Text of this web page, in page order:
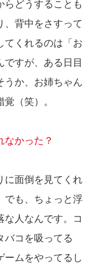
らどうすることも
、背中をさすって
てくれるのは「お
すが、ある日目
うか、お姉ちゃん
（笑）。
かった？
に面倒を見てくれ
でも、ちょっと浮
な人なんです。コ
バコを吸ってる
ームをやってるし